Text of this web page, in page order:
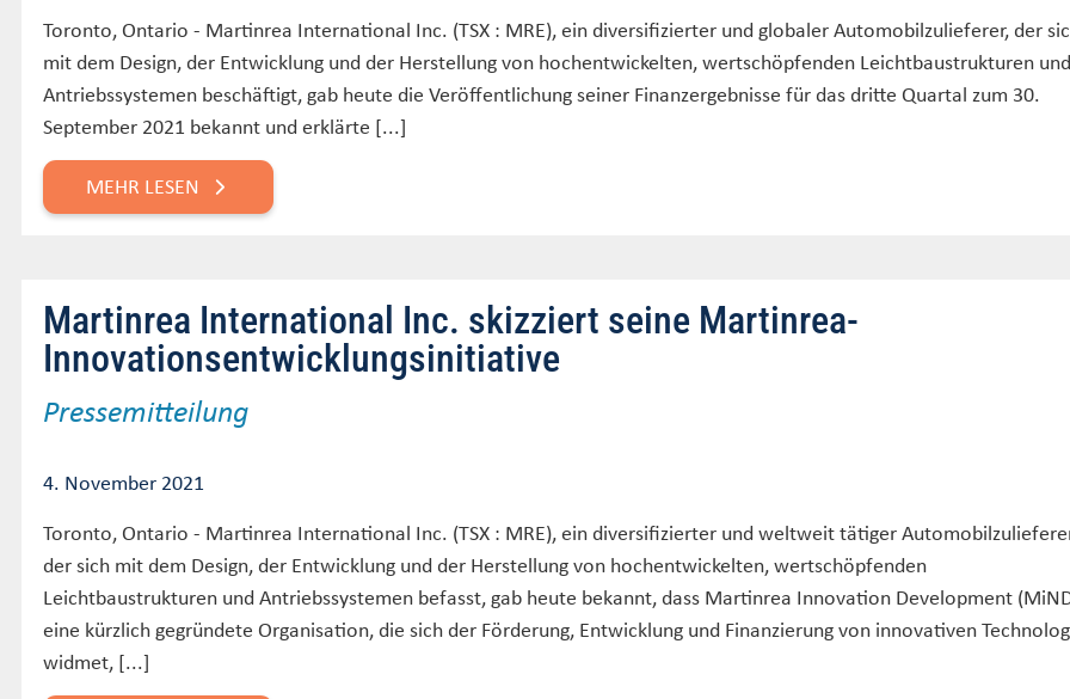
Toronto, Ontario - Martinrea International Inc. (TSX : MRE), ein diversifizierter und globaler Automobilzulieferer, der
mit dem Design, der Entwicklung und der Herstellung von hochentwickelten, wertschöpfenden Leichtbaustrukturen und
Antriebssystemen beschäftigt, gab heute die Veröffentlichung seiner Finanzergebnisse für das dritte Quartal zum 30.
September 2021 bekannt und erklärte [...]
MEHR LESEN
Martinrea International Inc. skizziert seine Martinrea-
Innovationsentwicklungsinitiative
Pressemitteilung
4. November 2021
Toronto, Ontario - Martinrea International Inc. (TSX : MRE), ein diversifizierter und weltweit tätiger
der sich mit dem Design, der Entwicklung und der Herstellung von hochentwickelten, wertschöpfenden
Leichtbaustrukturen und Antriebssystemen befasst, gab heute bekannt, dass Martinrea Innovation Development
eine kürzlich gegründete Organisation, die sich der Förderung, Entwicklung und Finanzierung von innovativen
widmet, [...]